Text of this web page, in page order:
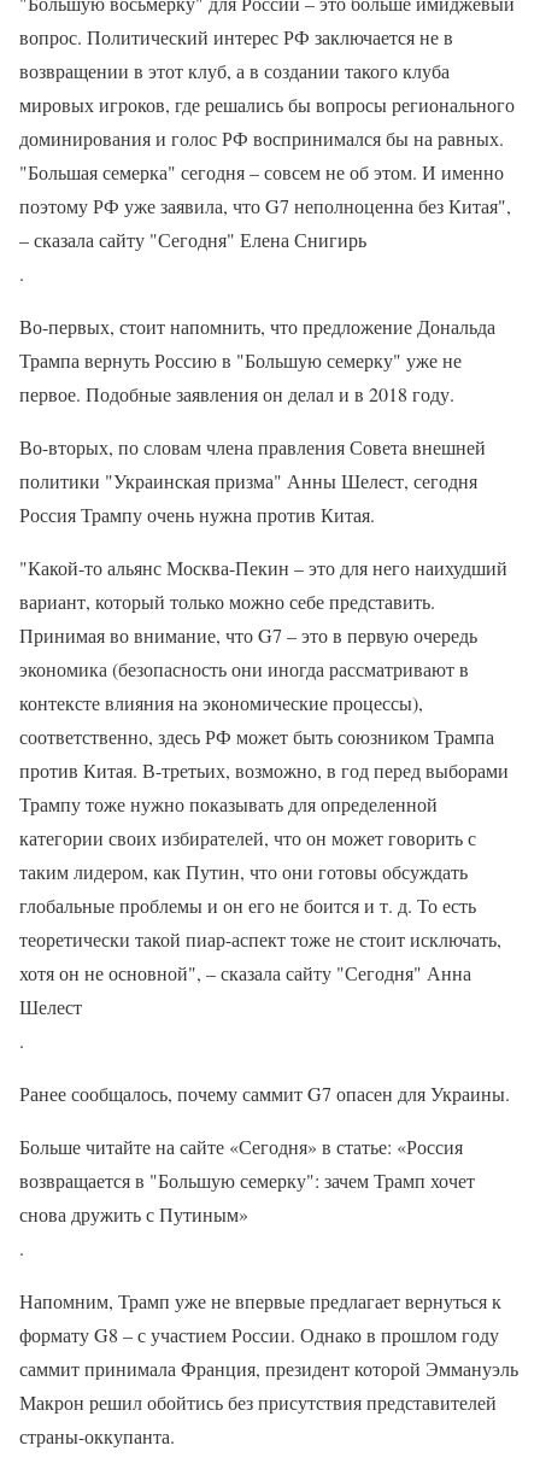
вопрос. Политический интерес РФ заключается не в
возвращении в этот клуб, а в создании такого клуба
мировых игроков, где решались бы вопросы регионального
доминирования и голос РФ воспринимался бы на равных.
"Большая семерка" сегодня – совсем не об этом. И именно
поэтому РФ уже заявила, что G7 неполноценна без Китая",
– сказала сайту "Сегодня" Елена Снигирь
.
Во-первых, стоит напомнить, что предложение Дональда
Трампа вернуть Россию в "Большую семерку" уже не
первое. Подобные заявления он делал и в 2018 году.
Во-вторых, по словам члена правления Совета внешней
политики "Украинская призма" Анны Шелест, сегодня
Россия Трампу очень нужна против Китая.
"Какой-то альянс Москва-Пекин – это для него наихудший
вариант, который только можно себе представить.
Принимая во внимание, что G7 – это в первую очередь
экономика (безопасность они иногда рассматривают в
контексте влияния на экономические процессы),
соответственно, здесь РФ может быть союзником Трампа
против Китая. В-третьих, возможно, в год перед выборами
Трампу тоже нужно показывать для определенной
категории своих избирателей, что он может говорить с
таким лидером, как Путин, что они готовы обсуждать
глобальные проблемы и он его не боится и т. д. То есть
теоретически такой пиар-аспект тоже не стоит исключать,
хотя он не основной", – сказала сайту "Сегодня" Анна
Шелест
.
Ранее сообщалось, почему саммит G7 опасен для Украины.
Больше читайте на сайте «Сегодня» в статье: «Россия
возвращается в "Большую семерку": зачем Трамп хочет
снова дружить с Путиным»
.
Напомним, Трамп уже не впервые предлагает вернуться к
формату G8 – с участием России. Однако в прошлом году
саммит принимала Франция, президент которой Эммануэль
Макрон решил обойтись без присутствия представителей
страны-оккупанта.